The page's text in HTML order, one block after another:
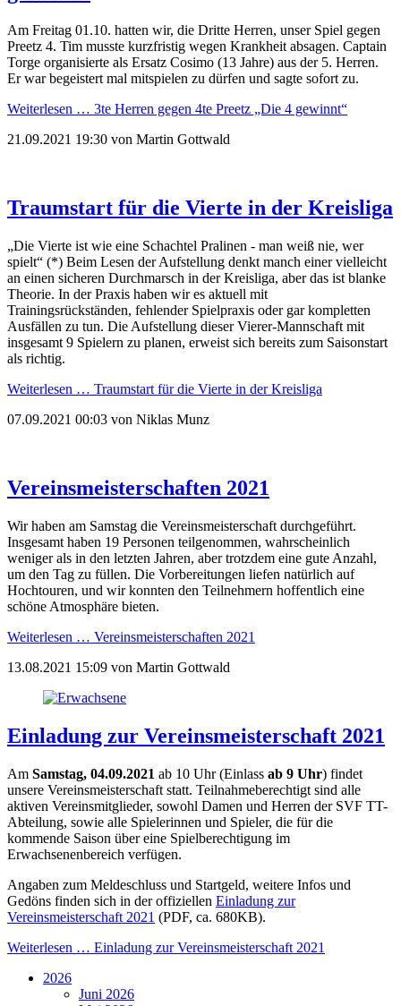
Am Freitag 01.10. hatten wir, die Dritte Herren, unser Spiel gegen
Preetz 4. Tim musste kurzfristig wegen Krankheit absagen. Captain
Torge organisierte als Ersatz Cosimo (13 Jahre) aus der 5. Herren.
Er war begeistert mal mitspielen zu dürfen und sagte sofort zu.
Weiterlesen … 3te Herren gegen 4te Preetz „Die 4 gewinnt“
21.09.2021 19:30 von Martin Gottwald
Traumstart für die Vierte in der Kreisliga
„Die Vierte ist wie eine Schachtel Pralinen - man weiß nie, wer
spielt“ (*) Beim Lesen der Aufstellung denkt manch einer vielleicht
an einen sicheren Durchmarsch in der Kreisliga, aber das ist blanke
Theorie. In der Praxis haben wir es aktuell mit
Trainingsrückständen, fehlender Spielpraxis oder gar kompletten
Ausfällen zu tun. Die Aufstellung dieser Vierer-Mannschaft mit
insgesamt 9 Spielern zu planen, erweist sich bereits zum Saisonstart
als richtig.
Weiterlesen … Traumstart für die Vierte in der Kreisliga
07.09.2021 00:03 von Niklas Munz
Vereinsmeisterschaften 2021
Wir haben am Samstag die Vereinsmeisterschaft durchgeführt.
Insgesamt haben 19 Personen teilgenommen, wahrscheinlich
weniger als in den letzten Jahren, aber trotzdem eine gute Anzahl,
um den Tag zu füllen. Die Vorbereitungen liefen natürlich auf
Hochtouren, und wir konnten den Teilnehmern hoffentlich eine
schöne Atmosphäre bieten.
Weiterlesen … Vereinsmeisterschaften 2021
13.08.2021 15:09 von Martin Gottwald
Einladung zur Vereinsmeisterschaft 2021
Am Samstag, 04.09.2021 ab 10 Uhr (Einlass ab 9 Uhr) findet
unsere Vereinsmeisterschaft statt. Teilnahmeberechtigt sind alle
aktiven Vereinsmitglieder, sowohl Damen und Herren der SVF TT-
Abteilung, sowie alle Spielerinnen und Spieler, die für die
kommende Saison über eine Spielberechtigung im
Erwachsenenbereich verfügen.
Angaben zum Meldeschluss und Startgeld, weitere Infos und
Gedöns finden sich in der offiziellen Einladung zur
Vereinsmeisterschaft 2021 (PDF, ca. 680KB).
Weiterlesen … Einladung zur Vereinsmeisterschaft 2021
2026
Juni 2026